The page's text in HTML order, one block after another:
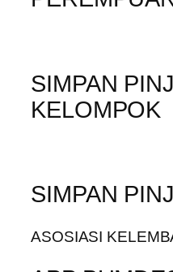
SIMPAN
KELOMPOK
SIMPAN
ASOSIASI